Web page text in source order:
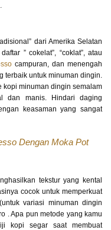
dari Amerika Selatan
” cokelat”, “coklat”, atau
campuran, dan menengah
terbaik untuk minuman dingin.
kopi minuman dingin semalam
dan manis. Hindari daging
keasaman yang sangat
Dengan Moka Pot
tekstur yang kental
cocok untuk memperkuat
variasi minuman dingin
. Apa pun metode yang kamu
kopi segar saat membuat